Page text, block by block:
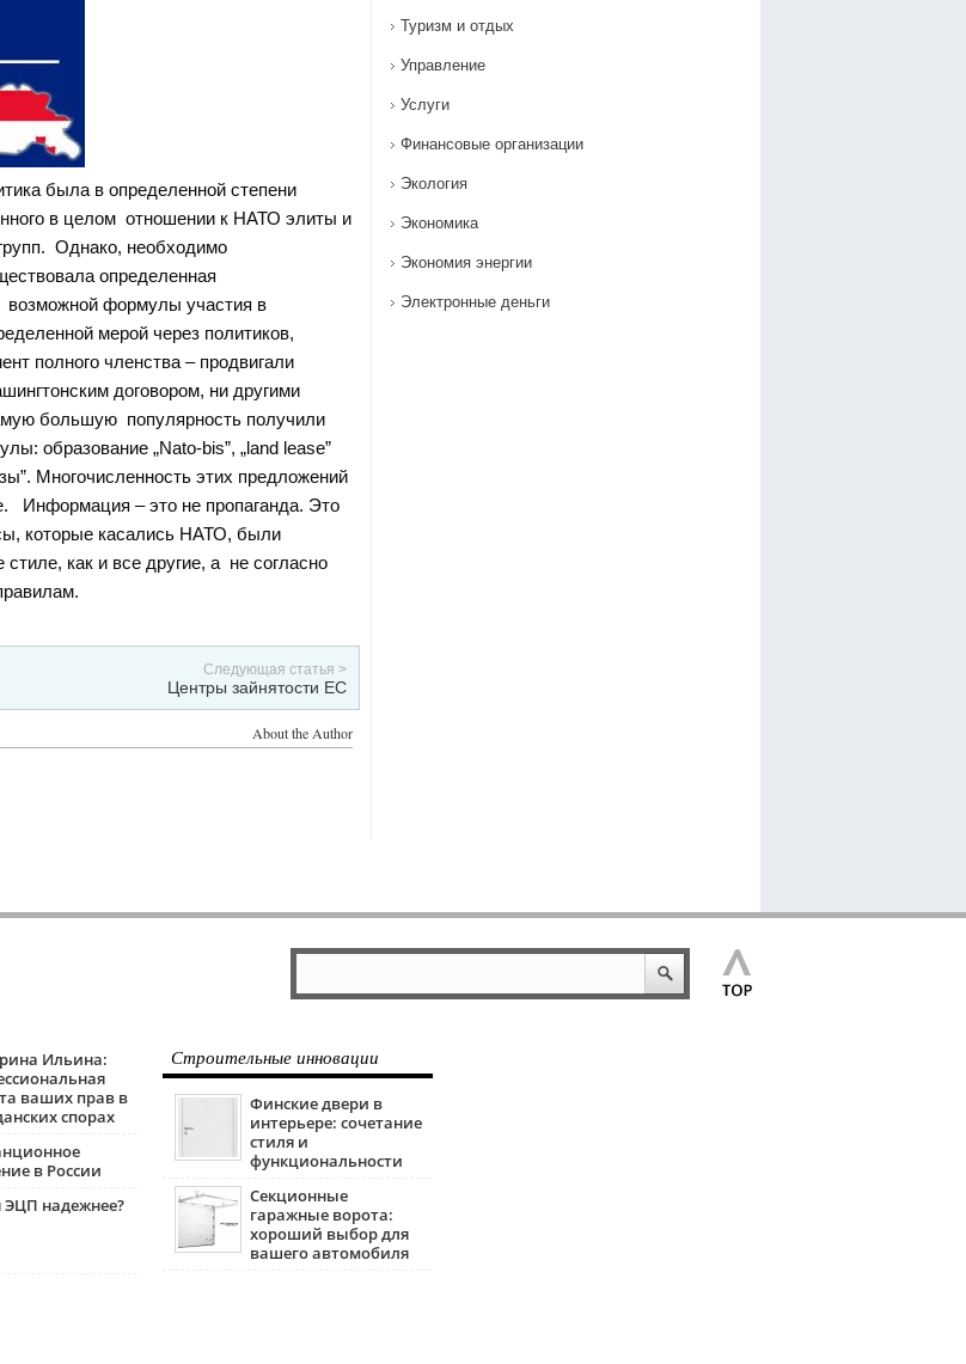
была в определенной степени
в целом отношении к НАТО элиты и
Однако, необходимо
определенная
возможной формулы участия в
мерой через политиков,
полного членства – продвигали
договором, ни другими
большую популярность получили
образование „Nato-bis”, „land lease”
Многочисленность этих предложений
– это не пропаганда. Это
которые касались НАТО, были
как и все другие, а не согласно
Следующая статья >
Центры зайнятости ЕС
About the Author
Туризм и отдых
Управление
Услуги
Финансовые организации
Экология
Экономика
Экономия энергии
Электронные деньги
Ильина:
ваших прав в
спорах
в России
ЭЦП надежнее?
Строительные инновации
Финские двери в
интерьере: сочетание
стиля и
функциональности
Секционные
гаражные ворота:
хороший выбор для
вашего автомобиля